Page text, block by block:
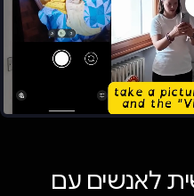
לאנשים עם